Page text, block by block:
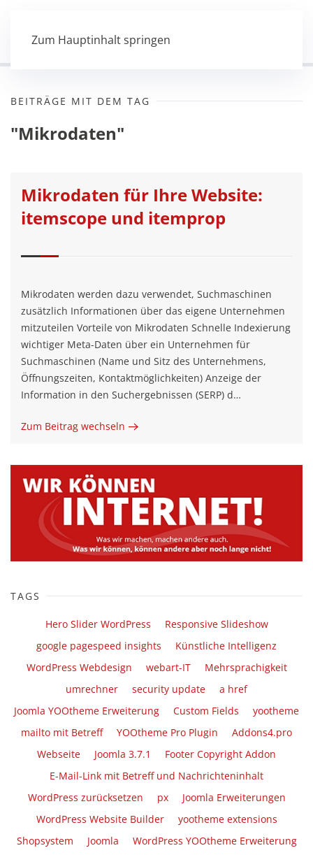
Zum Hauptinhalt springen
BEITRÄGE MIT DEM TAG
"Mikrodaten"
Mikrodaten für Ihre Website:
itemscope und itemprop
Mikrodaten werden dazu verwendet, Suchmaschinen
zusätzlich Informationen über das eigene Unternehmen
mitzuteilen Vorteile von Mikrodaten Schnelle Indexierung
wichtiger Meta-Daten über ein Unternehmen für
Suchmaschinen (Name und Sitz des Unternehmens,
Öffnungszeiten, Kontaktmöglichkeiten) Anzeige der
Information in den Suchergebnissen (SERP) d…
Zum Beitrag wechseln
TAGS
Hero Slider WordPress
Responsive Slideshow
google pagespeed insights
Künstliche Intelligenz
WordPress Webdesign
webart-IT
Mehrsprachigkeit
umrechner
security update
a href
Joomla YOOtheme Erweiterung
Custom Fields
yootheme
mailto mit Betreff
YOOtheme Pro Plugin
Addons4.pro
Webseite
Joomla 3.7.1
Footer Copyright Addon
E-Mail-Link mit Betreff und Nachrichteninhalt
WordPress zurücksetzen
px
Joomla Erweiterungen
WordPress Website Builder
yootheme extensions
Shopsystem
Joomla
WordPress YOOtheme Erweiterung